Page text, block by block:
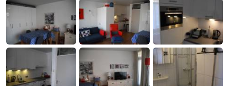
(&
breakfasts)
Campings
Hotels
Vakantiehuizen
Last